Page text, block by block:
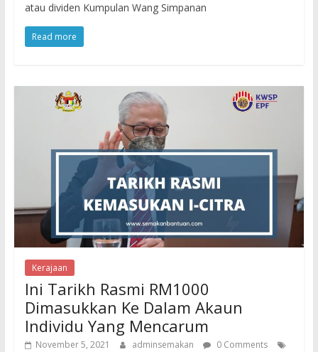
atau dividen Kumpulan Wang Simpanan
Read more
Kerajaan
Ini Tarikh Rasmi RM1000
Dimasukkan Ke Dalam Akaun
Individu Yang Mencarum
November 5, 2021 adminsemakan
0 Comments